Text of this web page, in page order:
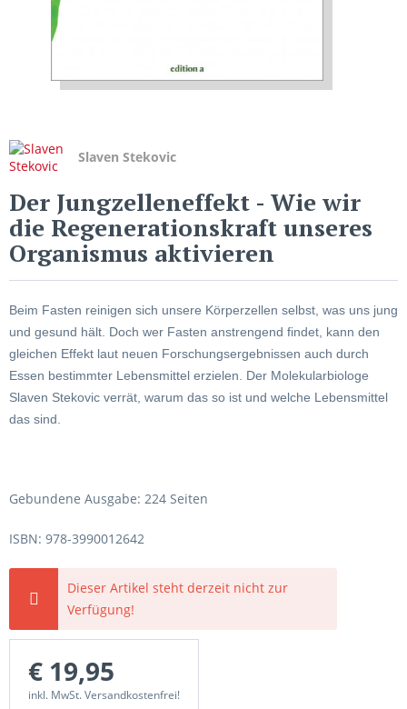
Slaven Stekovic
Der Jungzelleneffekt - Wie wir
die Regenerationskraft unseres
Organismus aktivieren
Beim Fasten reinigen sich unsere Körperzellen selbst, was uns jung
und gesund hält. Doch wer Fasten anstrengend findet, kann den
gleichen Effekt laut neuen Forschungsergebnissen auch durch
Essen bestimmter Lebensmittel erzielen. Der Molekularbiologe
Slaven Stekovic verrät, warum das so ist und welche Lebensmittel
das sind.
Gebundene Ausgabe: 224 Seiten
ISBN: 978-3990012642
Dieser Artikel steht derzeit nicht zur
Verfügung!
€ 19,95
inkl. MwSt. Versandkostenfrei!